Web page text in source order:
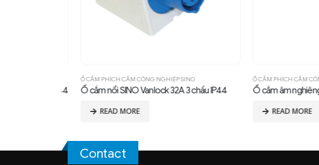
Ổ CẮM PHÍCH CẮM CÔNG NGHIỆP SINO
Ổ cắm nổi SINO Vanlock 32A 3 chấu IP44
READ MORE
Ổ CẮM PHÍCH CẮM CÔNG
Ổ cắm âm nghiêng
READ MORE
Contact